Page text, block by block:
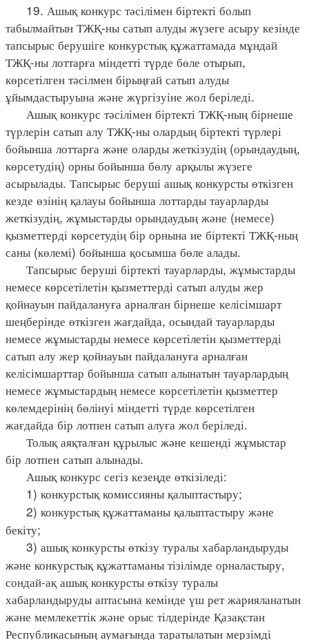
19. Ашық конкурс тәсілімен біртекті болып
табылмайтын ТЖҚ-ны сатып алуды жүзеге асыру кезінде
тапсырыс берушіге конкурстық құжаттамада мұндай
ТЖҚ-ны лоттарға міндетті түрде бөле отырып,
көрсетілген тәсілмен бірыңғай сатып алуды
ұйымдастыруына және жүргізуіне жол беріледі.
Ашық конкурс тәсілімен біртекті ТЖҚ-ның бірнеше
түрлерін сатып алу ТЖҚ-ны олардың біртекті түрлері
бойынша лоттарға және оларды жеткізудің (орындаудың,
көрсетудің) орны бойынша бөлу арқылы жүзеге
асырылады. Тапсырыс беруші ашық конкурсты өткізген
кезде өзінің қалауы бойынша лоттарды тауарларды
жеткізудің, жұмыстарды орындаудың және (немесе)
қызметтерді көрсетудің бір орнына ие біртекті ТЖҚ-ның
саны (көлемі) бойынша қосымша бөле алады.
Тапсырыс беруші біртекті тауарларды, жұмыстарды
немесе көрсетілетін қызметтерді сатып алуды жер
қойнауын пайдалануға арналған бірнеше келісімшарт
шеңберінде өткізген жағдайда, осындай тауарларды
немесе жұмыстарды немесе көрсетілетін қызметтерді
сатып алу жер қойнауын пайдалануға арналған
келісімшарттар бойынша сатып алынатын тауарлардың
немесе жұмыстардың немесе көрсетілетін қызметтер
көлемдерінің бөлінуі міндетті түрде көрсетілген
жағдайда бір лотпен сатып алуға жол беріледі.
Толық аяқталған құрылыс және кешенді жұмыстар
бір лотпен сатып алынады.
Ашық конкурс сегіз кезеңде өткізіледі:
1) конкурстық комиссияны қалыптастыру;
2) конкурстық құжаттаманы қалыптастыру және
бекіту;
3) ашық конкурсты өткізу туралы хабарландыруды
және конкурстық құжаттаманы тізілімде орналастыру,
сондай-ақ ашық конкурсты өткізу туралы
хабарландыруды аптасына кемінде үш рет жарияланатын
және мемлекеттік және орыс тілдерінде Қазақстан
Республикасының аумағында таратылатын мерзімді